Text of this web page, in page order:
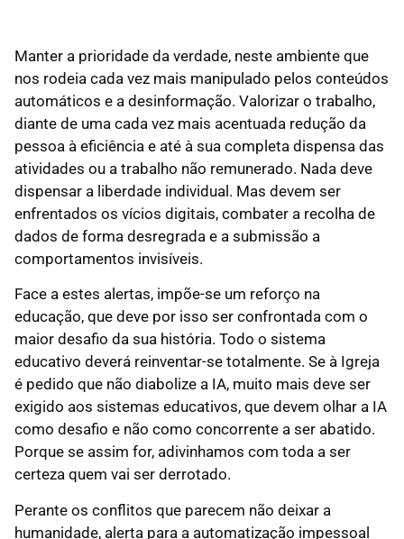
Manter a prioridade da verdade, neste ambiente que
nos rodeia cada vez mais manipulado pelos conteúdos
automáticos e a desinformação. Valorizar o trabalho,
diante de uma cada vez mais acentuada redução da
pessoa à eficiência e até à sua completa dispensa das
atividades ou a trabalho não remunerado. Nada deve
dispensar a liberdade individual. Mas devem ser
enfrentados os vícios digitais, combater a recolha de
dados de forma desregrada e a submissão a
comportamentos invisíveis.
Face a estes alertas, impõe-se um reforço na
educação, que deve por isso ser confrontada com o
maior desafio da sua história. Todo o sistema
educativo deverá reinventar-se totalmente. Se à Igreja
é pedido que não diabolize a IA, muito mais deve ser
exigido aos sistemas educativos, que devem olhar a IA
como desafio e não como concorrente a ser abatido.
Porque se assim for, adivinhamos com toda a ser
certeza quem vai ser derrotado.
Perante os conflitos que parecem não deixar a
humanidade, alerta para a automatização impessoal